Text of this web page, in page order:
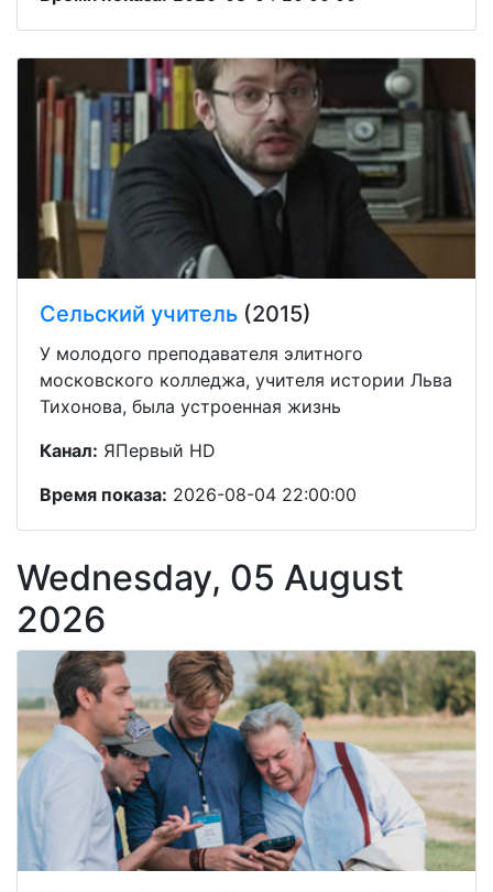
Сельский учитель (2015)
У молодого преподавателя элитного
московского колледжа, учителя истории Льва
Тихонова, была устроенная жизнь
Канал: ЯПервый HD
Время показа: 2026-08-04 22:00:00
Wednesday, 05 August
2026